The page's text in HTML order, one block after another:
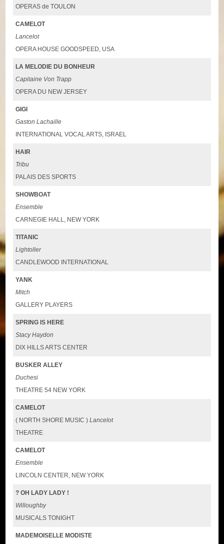
OPERAS de TOULON
CAMELOT
Lancelot
OPERA HOUSE GOODSPEED, USA
LA MELODIE DU BONHEUR
Capitaine Von Trapp
OPERA DU NEW JERSEY
GIGI
Gaston Lachaille
INTERNATIONAL VOCAL ARTS, ISRAEL
HAIR
Tribu
PALAIS DES SPORTS
SHOWBOAT
Ensemble
CARNEGIE HALL, NEW YORK
TITANIC
Lightoller
CANDLEWOOD INTERNATIONAL
YANK
Mitch
GALLERY PLAYERS
SPRING IS HERE
Stacy Haydon
DIX HILLS ARTS CENTER
BUSKER ALLEY
Duchesi
THEATRE 54 NEW YORK
CAMELOT
( NORTH SHORE MUSIC )Lancelot
THEATRE
CAMELOT
Ensemble
LINCOLN CENTER, NEW YORK
? OH LADY LADY !
Willoughby
MUSICALS TONIGHT
MADEMOISELLE MODISTE